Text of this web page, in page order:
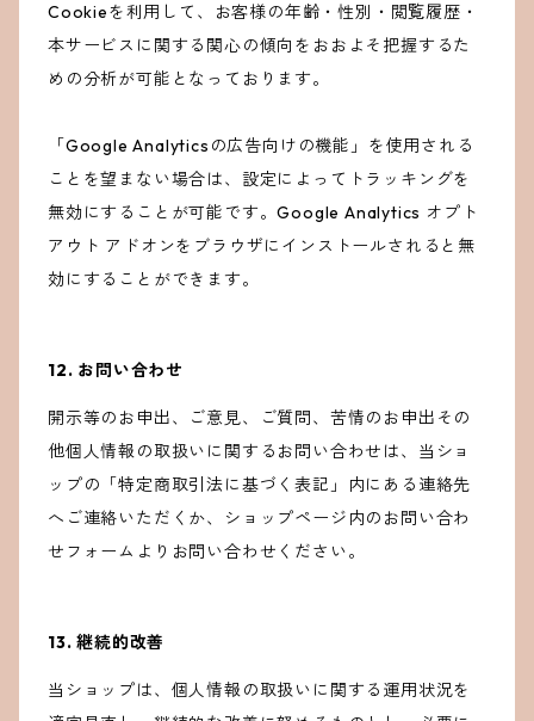
Cookieを利用して、お客様の年齢・性別・閲覧履歴・
本サービスに関する関心の傾向をおおよそ把握するた
めの分析が可能となっております。
「Google Analyticsの広告向けの機能」を使用される
ことを望まない場合は、設定によってトラッキングを
無効にすることが可能です。Google Analytics オプト
アウト アドオンをブラウザにインストールされると無
効にすることができます。
12. お問い合わせ
開示等のお申出、ご意見、ご質問、苦情のお申出その
他個人情報の取扱いに関するお問い合わせは、当ショ
ップの「特定商取引法に基づく表記」内にある連絡先
へご連絡いただくか、ショップページ内のお問い合わ
せフォームよりお問い合わせください。
13. 継続的改善
当ショップは、個人情報の取扱いに関する運用状況を